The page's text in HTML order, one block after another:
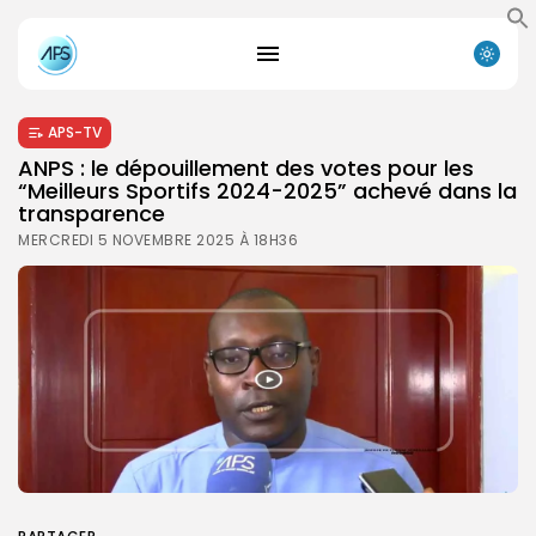
APS-TV
ANPS : le dépouillement des votes pour les
“Meilleurs Sportifs 2024-2025” achevé dans la
transparence
MERCREDI 5 NOVEMBRE 2025 À 18H36